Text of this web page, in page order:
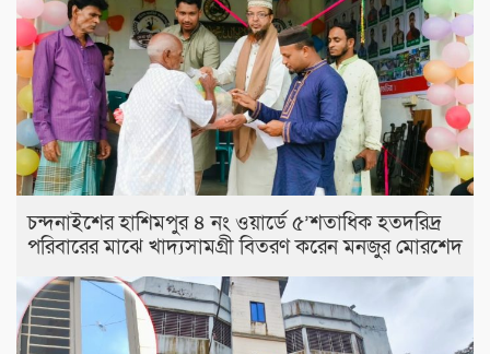
চন্দনাইশের হাশিমপুর ৪ নং ওয়ার্ডে ৫’শতাধিক হতদরিদ্র
পরিবারের মাঝে খাদ্যসামগ্রী বিতরণ করেন মনজুর মোরশেদ